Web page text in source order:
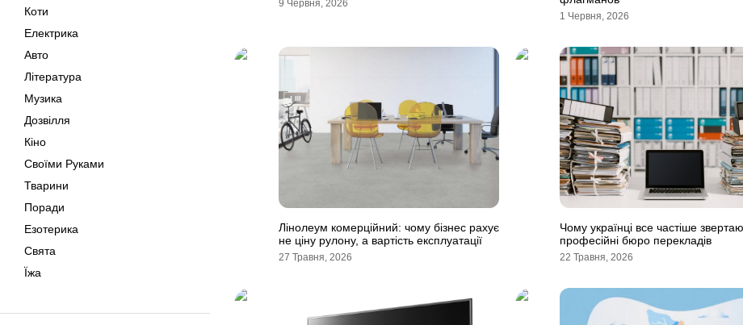
Коти
Електрика
Авто
Література
Музика
Дозвілля
Кіно
Своїми Руками
Тварини
Поради
Езотерика
Свята
Їжа
9 Червня, 2026
1 Червня, 2026
Лінолеум комерційний: чому бізнес рахує
не ціну рулону, а вартість експлуатації
27 Травня, 2026
Чому українці все частіше
професійні бюро перекладів
22 Травня, 2026